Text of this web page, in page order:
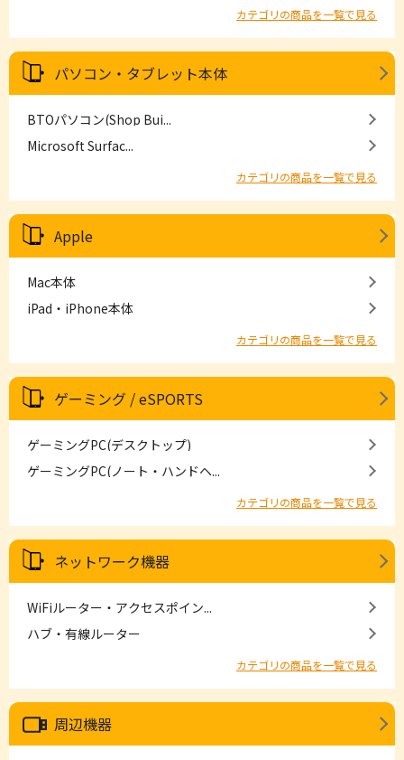
カテゴリの商品を一覧で見る
パソコン・タブレット本体
BTOパソコン(Shop Bui...
Microsoft Surfac...
カテゴリの商品を一覧で見る
Apple
Mac本体
iPad・iPhone本体
カテゴリの商品を一覧で見る
ゲーミング / eSPORTS
ゲーミングPC(デスクトップ)
ゲーミングPC(ノート・ハンドヘ...
カテゴリの商品を一覧で見る
ネットワーク機器
WiFiルーター・アクセスポイン...
ハブ・有線ルーター
カテゴリの商品を一覧で見る
周辺機器